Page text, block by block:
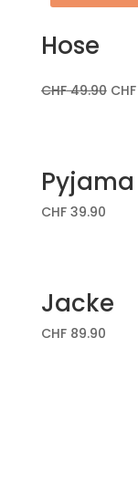
Hose
CHF49.90 CHF
Pyjama
CHF39.90
Jacke
CHF89.90